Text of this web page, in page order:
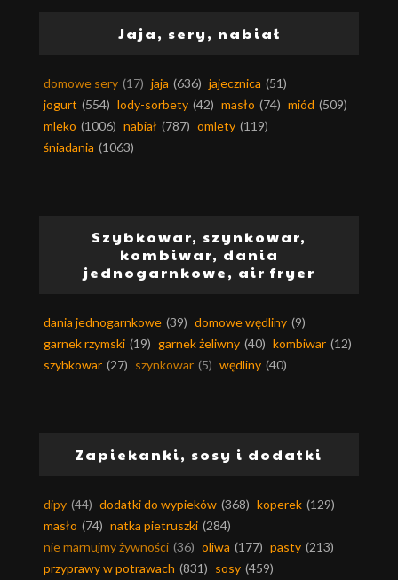
Jaja, sery, nabiał
domowe sery (17) jaja (636) jajecznica (51)
jogurt (554) lody-sorbety (42) masło (74) miód (509)
mleko (1006) nabiał (787) omlety (119)
śniadania (1063)
Szybkowar, szynkowar,
kombiwar, dania
jednogarnkowe, air fryer
dania jednogarnkowe (39) domowe wędliny (9)
garnek rzymski (19) garnek żeliwny (40) kombiwar (12)
szybkowar (27) szynkowar (5) wędliny (40)
Zapiekanki, sosy i dodatki
dipy (44) dodatki do wypieków (368) koperek (129)
masło (74) natka pietruszki (284)
nie marnujmy żywności (36) oliwa (177) pasty (213)
przyprawy w potrawach (831) sosy (459)